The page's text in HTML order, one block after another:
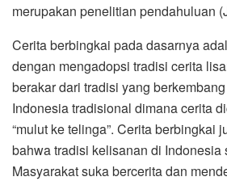
merupakan penelitian pendahuluan
Cerita berbingkai pada dasarnya
dengan mengadopsi tradisi cerita
berakar dari tradisi yang
Indonesia tradisional dimana cerita
“mulut ke telinga”. Cerita berbingkai
bahwa tradisi kelisanan di Indonesia
Masyarakat suka bercerita dan